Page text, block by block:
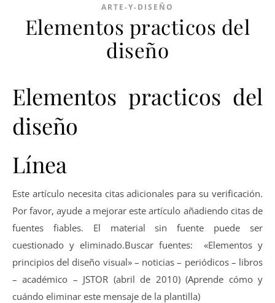
ARTE-Y-DISEÑO
Elementos practicos del
diseño
Elementos practicos del
diseño
Línea
Este artículo necesita citas adicionales para su verificación.
Por favor, ayude a mejorar este artículo añadiendo citas de
fuentes fiables. El material sin fuente puede ser
cuestionado y eliminado.Buscar fuentes: «Elementos y
principios del diseño visual» – noticias – periódicos – libros
– académico – JSTOR (abril de 2010) (Aprende cómo y
cuándo eliminar este mensaje de la plantilla)